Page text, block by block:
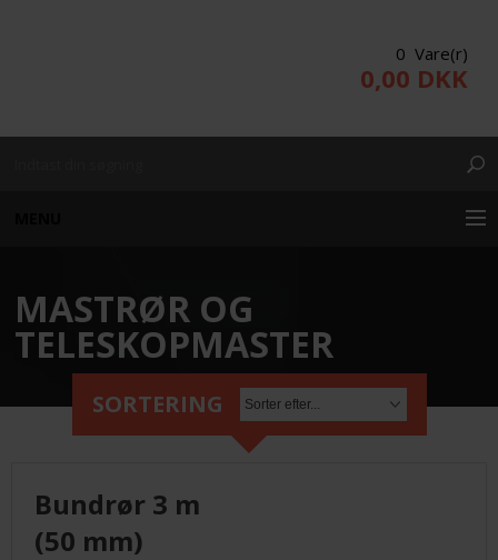
0 Vare(r)
0,00 DKK
KUNDE LOGIN
PRODUKTER/WEBSHOP
PROJEKTERING
LEVERANDØRER INFO/LINK
MASTRØR OG
TELESKOPMASTER
SORTERING
Bundrør 3 m
(50 mm)